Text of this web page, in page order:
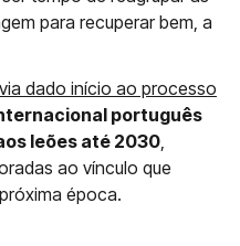
para recuperar bem, a
dado início ao processo
português
leões até 2030
ao vínculo que
época.